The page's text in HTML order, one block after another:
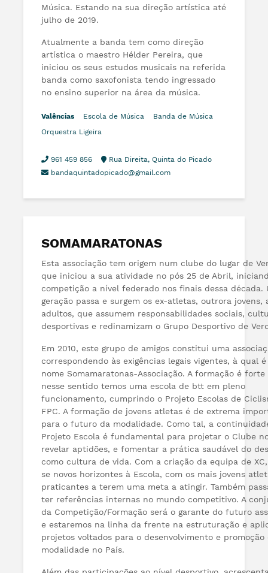
Música. Estando na sua direção artística até
julho de 2019.
Atualmente a banda tem como direção
artística o maestro Hélder Pereira, que
iniciou os seus estudos musicais na referida
banda como saxofonista tendo ingressado
no ensino superior na área da música.
Valências Escola de Música
Banda de Música
Orquestra Ligeira
961 459 856
Rua Direita, Quinta do Picado
bandaquintadopicado@gmail.com
SOMAMARATONAS
Esta associação tem origem num clube do lugar de
que iniciou a sua atividade no pós 25 de Abril,
competição a nível federado nos finais dessa década.
geração passa e surgem os ex-atletas, outrora jovens,
adultos, que assumem responsabilidades sociais,
desportivas e redinamizam o Grupo Desportivo de
Em 2010, este grupo de amigos constitui uma
correspondendo às exigências legais vigentes, à qual
nome Somamaratonas-Associação. A formação é forte
nesse sentido temos uma escola de btt em pleno
funcionamento, cumprindo o Projeto Escolas de
FPC. A formação de jovens atletas é de extrema
para o futuro da modalidade. Como tal, a
Projeto Escola é fundamental para projetar o Clube
revelar aptidões, e fomentar a prática saudável do
como cultura de vida. Com a criação da equipa de
se novos horizontes à Escola, com os mais jovens
praticantes a terem uma meta a atingir. Também
ter referências internas no mundo competitivo. A
da Competição/Formação será o garante do futuro
e estaremos na linha da frente na estruturação e
projetos voltados para o desenvolvimento e promoção
modalidade no País.